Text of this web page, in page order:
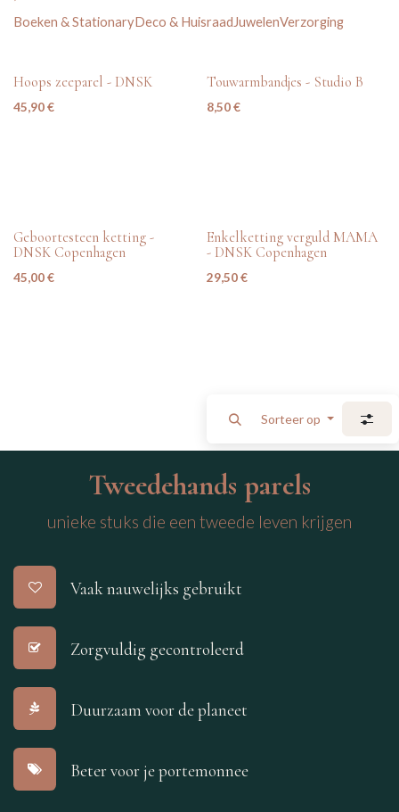
Boeken & StationaryDeco & HuisraadJuwelenVerzorging
Hoops zeeparel - DNSK
45,90€
Touwarmbandjes - Studio B
8,50€
Geboortesteen ketting -
DNSK Copenhagen
45,00€
Enkelketting verguld MAMA
- DNSK Copenhagen
29,50€
Sorteer op
Tweedehands parels
unieke stuks die een tweede leven krijgen
Vaak nauwelijks gebruikt
Zorgvuldig gecontroleerd
Duurzaam voor de planeet
Beter voor je portemonnee